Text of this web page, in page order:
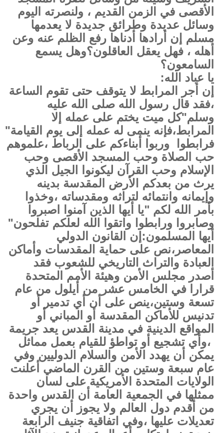
الأقصى في الزمن القديم ، ولنصرته اليوم
وسائل عديدة وطرائق جديدة لا يعدمها
مسلم إن أرادها أدناها رفع الظلم عنه وعن
أهله ، فهل يعقل العاقلون؟وهل يسمع
السامعون؟
يا عباد الله:
إن أجر المرابط لا يتوقف حتى تقوم الساعة
،فقد قال رسول الله صلى الله عليه
وسلم"كل ميت يختم على عمله إلا
المرابط،فإنه ينمى له عمله إلى يوم القيامة"
فرابطوا وربوا أبناءكم على الرباط ،علموهم
حب الصلاة وحب المسجد الأقصى وحب
الإسلام وحب القرآن ليكونوا الجيل الذي
يرث من بعدكم الأرض المقدسة بدينه
وإيمانه وانتمائه لتراثه ومقدساته ،وخذوا
بأمر الله لكم "يا أيها الذين آمنوا اصبروا
وصابروا ورابطوا واتقوا الله لعلكم تفلحون"
أيها المسلمون:إن القانون الدولي
المعاصر،نص على حماية المقدسات وأماكن
العبادة والتراث التاريخي للشعوب فقد
أصدر مجلس الأمن وهيئة الأمم المتحدة
قرارا في الخامس عشر من أيلول من عام
تسعة وستين،ينص على أن أي تدمير أو
تدنيس للأماكن المقدسة أو المباني أو
المواقع الدينية في مدينة القدس يعد جريمة
،وأي تشجيع أو تواطؤ للقيام بعمل مماثل
يمكن أن يهدد الأمن والسلام الدوليين وفي
عام سبعة وستين من القرن الماضي أعلنت
الولايات المتحدة الأمريكية على لسان
ممثلها في الجمعية العامة أن القدس واحدة
من أقدم دول العالم ولا يجوز أن يجري
تعديلات عليها ،وفي اتفاقية جنيف الرابعة